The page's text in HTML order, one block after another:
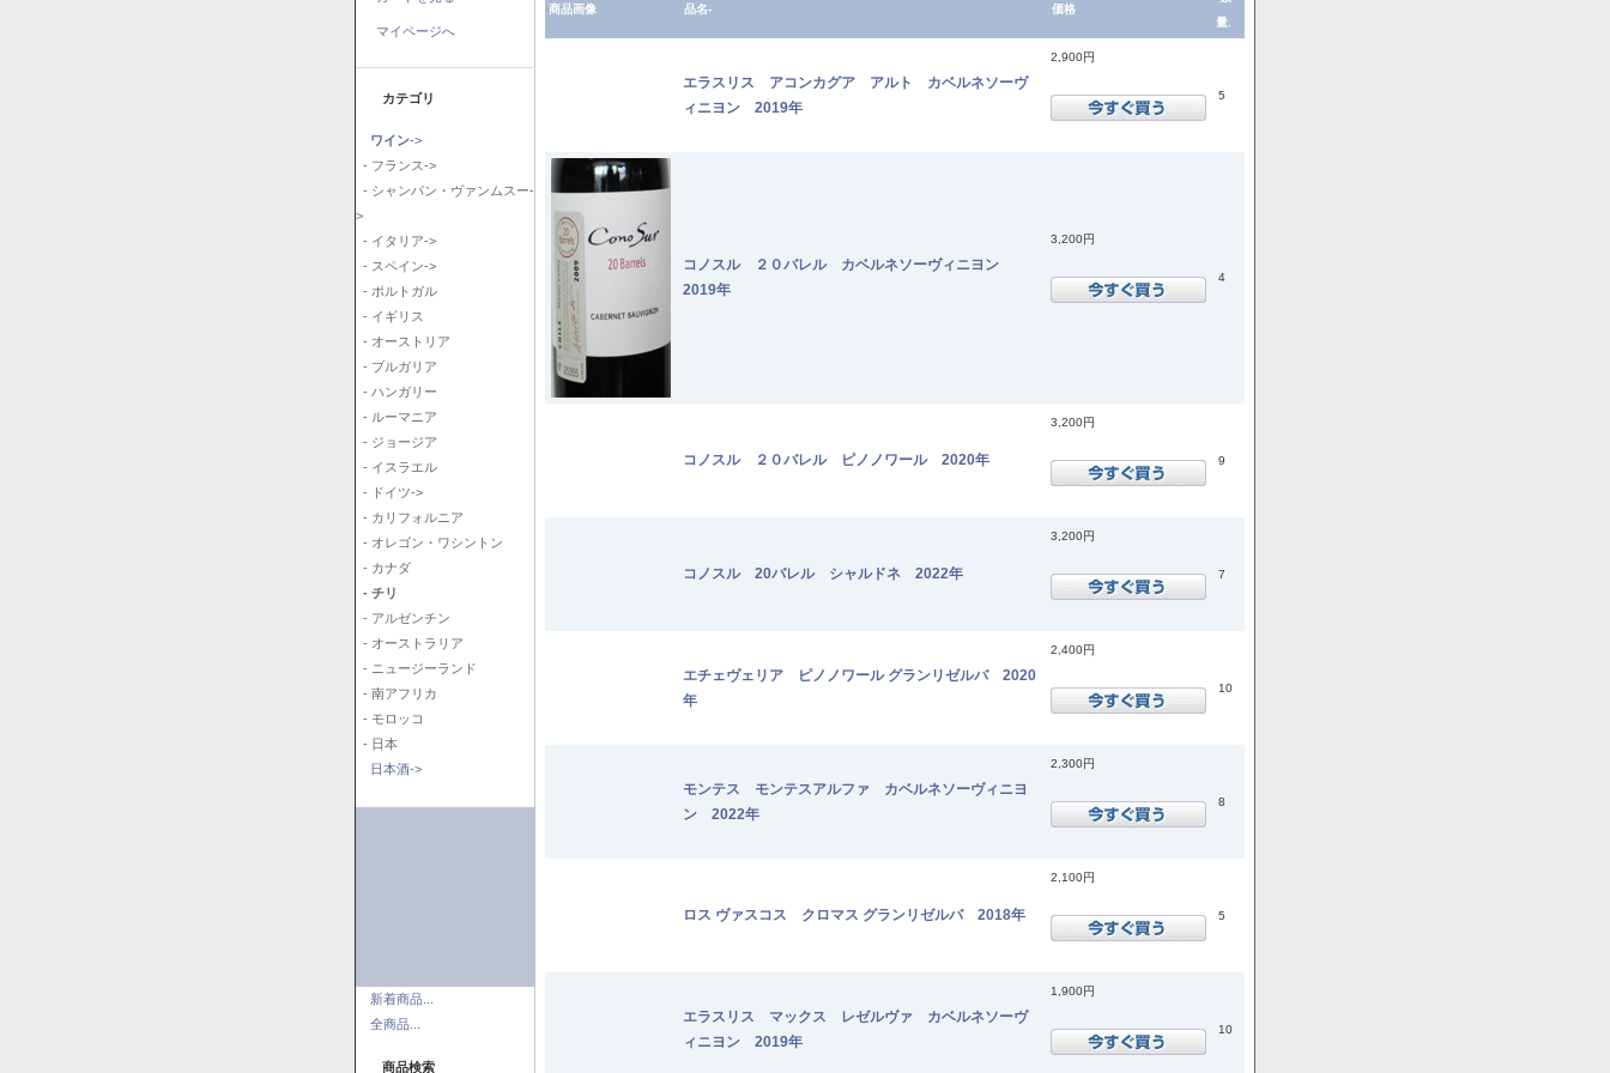
マイページへ
カテゴリ
ワイン->
- フランス->
- シャンパン・ヴァンムスー-
>
- イタリア->
- スペイン->
- ポルトガル
- イギリス
- オーストリア
- ブルガリア
- ハンガリー
- ルーマニア
- ジョージア
- イスラエル
- ドイツ->
- カリフォルニア
- オレゴン・ワシントン
- カナダ
- チリ
- アルゼンチン
- オーストラリア
- ニュージーランド
- 南アフリカ
- モロッコ
- 日本
日本酒->
新着商品...
全商品...
商品検索
商品画像 品名- 価格
量.
エラスリス アコンカグア アルト カベルネソーヴ
ィニヨン 2019年
2,900円
5
コノスル ２０バレル カベルネソーヴィニヨン
2019年
3,200円
4
コノスル ２０バレル ピノノワール 2020年
3,200円
9
コノスル 20バレル シャルドネ 2022年
3,200円
7
エチェヴェリア ピノノワール グランリゼルバ 2020
年
2,400円
10
モンテス モンテスアルファ カベルネソーヴィニヨ
ン 2022年
2,300円
8
ロス ヴァスコス クロマス グランリゼルバ 2018年
2,100円
5
エラスリス マックス レゼルヴァ カベルネソーヴ
ィニヨン 2019年
1,900円
10